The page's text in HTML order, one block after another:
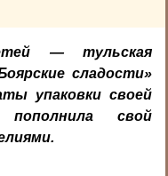
— тульская
сладости»
упаковки своей
свой